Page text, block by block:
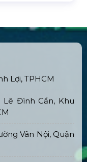
Lợi, TPHCM
Lê Đình Cẩn, Khu
Vân Nội, Quận